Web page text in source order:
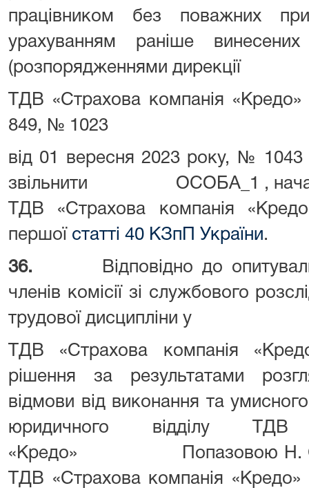
працівником без поважних
урахуванням раніше
(розпорядженнями дирекції
ТДВ «Страхова компанія
849, № 1023
від 01 вересня 2023 року, № 1043
звільнити ОСОБА_1 ,
ТДВ «Страхова компанія
першої статті 40 КЗпП України.
36.
Відповідно до
членів комісії зі службового
трудової дисципліни у
ТДВ «Страхова компанія
рішення за результатами
відмови від виконання та
юридичного відділу ТДВ
«Кредо» Попазовою Н. С.
ТДВ «Страхова компанія